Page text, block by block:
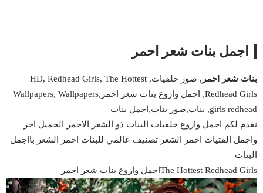
اجمل بنات شعر احمر
بنات شعر احمر
, صور خلفيات, HD, Redhead Girls, The Hottest
Redhead Girls, اجمل واروع بنات شعر احمر,Wallpapers, Wallpapers
girls redhead, بنات,صور بنات,اجمل بنات
نقدم لكم اجمل واروع خلفيات البنات ذو الشعر الاحمر الجميل احر
واجمل الفتيات احمر الشعر تصنيف عالمي للبنات احمر الشعر بااجمل
البنات
The Hottest Redhead Girlsاجمل واروع بنات شعر احمر